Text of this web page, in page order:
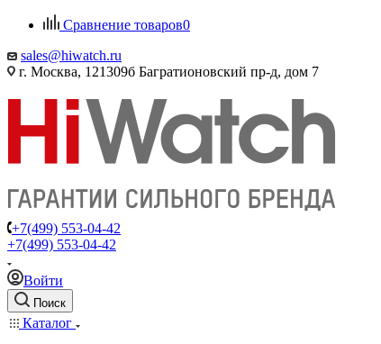
Сравнение товаров0
sales@hiwatch.ru
г. Москва, 121309б Багратионовский пр-д, дом 7
+7(499) 553-04-42
+7(499) 553-04-42
Войти
Поиск
Каталог